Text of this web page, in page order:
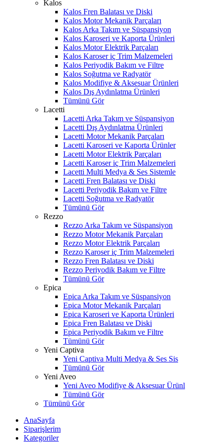
Kalos
Kalos Fren Balatası ve Diski
Kalos Motor Mekanik Parçaları
Kalos Arka Takım ve Süspansiyon
Kalos Karoseri ve Kaporta Ürünleri
Kalos Motor Elektrik Parçaları
Kalos Karoser iç Trim Malzemeleri
Kalos Periyodik Bakım ve Filtre
Kalos Soğutma ve Radyatör
Kalos Modifiye & Aksesuar Ürünleri
Kalos Dış Aydınlatma Ürünleri
Tümünü Gör
Lacetti
Lacetti Arka Takım ve Süspansiyon
Lacetti Dış Aydınlatma Ürünleri
Lacetti Motor Mekanik Parçaları
Lacetti Karoseri ve Kaporta Ürünler
Lacetti Motor Elektrik Parçaları
Lacetti Karoser iç Trim Malzemeleri
Lacetti Multi Medya & Ses Sistemle
Lacetti Fren Balatası ve Diski
Lacetti Periyodik Bakım ve Filtre
Lacetti Soğutma ve Radyatör
Tümünü Gör
Rezzo
Rezzo Arka Takım ve Süspansiyon
Rezzo Motor Mekanik Parçaları
Rezzo Motor Elektrik Parçaları
Rezzo Karoser iç Trim Malzemeleri
Rezzo Fren Balatası ve Diski
Rezzo Periyodik Bakım ve Filtre
Tümünü Gör
Epica
Epica Arka Takım ve Süspansiyon
Epica Motor Mekanik Parçaları
Epica Karoseri ve Kaporta Ürünleri
Epica Fren Balatası ve Diski
Epica Periyodik Bakım ve Filtre
Tümünü Gör
Yeni Captiva
Yeni Captiva Multi Medya & Ses Sis
Tümünü Gör
Yeni Aveo
Yeni Aveo Modifiye & Aksesuar Ürünl
Tümünü Gör
Tümünü Gör
AnaSayfa
Siparişlerim
Kategoriler